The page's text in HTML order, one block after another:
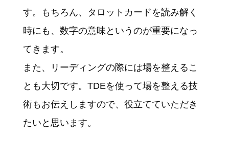
す。もちろん、タロットカードを読み解く
時にも、数字の意味というのが重要になっ
てきます。
また、リーディングの際には場を整えるこ
とも大切です。TDEを使って場を整える技
術もお伝えしますので、役立てていただき
たいと思います。